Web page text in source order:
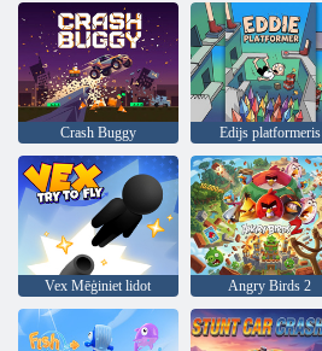
Crash Buggy Edijs platformeris
Vex Mēģiniet lidot Angry Birds 2